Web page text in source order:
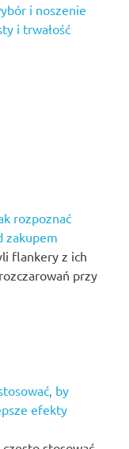
i noszenie
i trwałość
rozpoznać
zakupem
flankery z ich
przy
by
efekty